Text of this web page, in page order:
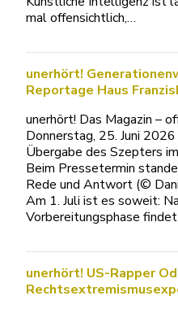
mal offensichtlich,…
unerhört!
Reportage Haus
unerhört! Das Magazin –
Donnerstag, 25. Juni
Übergabe des Szepters
Beim Pressetermin
Rede und Antwort (©
Am 1. Juli ist es soweit:
Vorbereitungsphase
unerhört! US-Rapper